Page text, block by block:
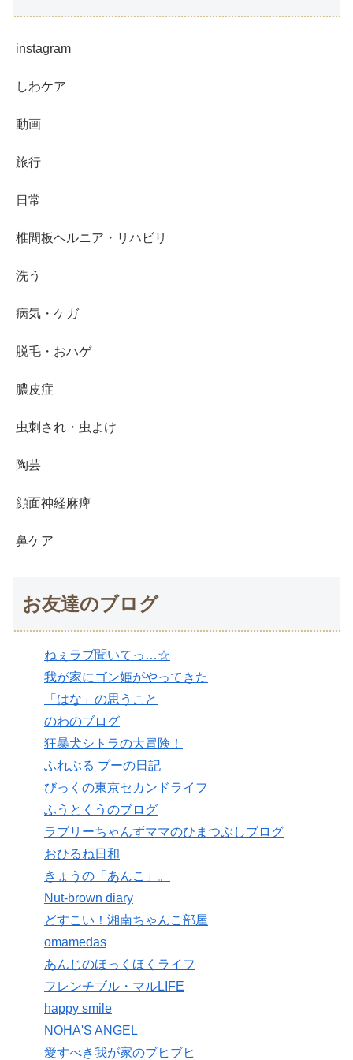
instagram
しわケア
動画
旅行
日常
椎間板ヘルニア・リハビリ
洗う
病気・ケガ
脱毛・おハゲ
膿皮症
虫刺され・虫よけ
陶芸
顔面神経麻痺
鼻ケア
お友達のブログ
ねぇラブ聞いてっ…☆
我が家にゴン姫がやってきた
「はな」の思うこと
のわのブログ
狂暴犬シトラの大冒険！
ふれぶる プーの日記
びっくの東京セカンドライフ
ふうとくうのブログ
ラブリーちゃんずママのひまつぶしブログ
おひるね日和
きょうの「あんこ」。
Nut-brown diary
どすこい！湘南ちゃんこ部屋
omamedas
あんじのほっくほくライフ
フレンチブル・マルLIFE
happy smile
NOHA'S ANGEL
愛すべき我が家のブヒブヒ